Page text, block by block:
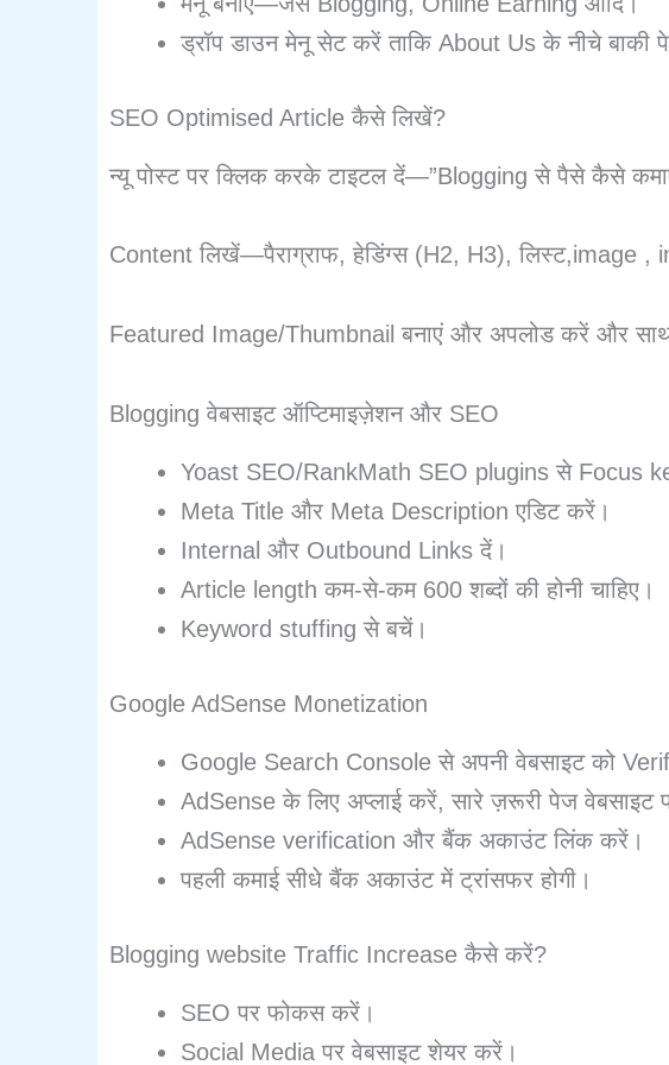
ड्रॉप डाउन मेनू सेट करें ताकि About Us के नीचे बाकी
SEO Optimised Article कैसे लिखें?
न्यू पोस्ट पर क्लिक करके टाइटल दें—”Blogging से पैसे कैसे
Content लिखें—पैराग्राफ, हेडिंग्स (H2, H3), लिस्ट,image
Featured Image/Thumbnail बनाएं और अपलोड करें और
Blogging वेबसाइट ऑप्टिमाइज़ेशन और SEO
Yoast SEO/RankMath SEO plugins से Focus
Meta Title और Meta Description एडिट करें।
Internal और Outbound Links दें।
Article length कम-से-कम 600 शब्दों की होनी चाहिए।
Keyword stuffing से बचें।
Google AdSense Monetization
Google Search Console से अपनी वेबसाइट को
AdSense के लिए अप्लाई करें, सारे ज़रूरी पेज वेबसाइट
AdSense verification और बैंक अकाउंट लिंक करें।
पहली कमाई सीधे बैंक अकाउंट में ट्रांसफर होगी।
Blogging website Traffic Increase कैसे करें?
SEO पर फोकस करें।
Social Media पर वेबसाइट शेयर करें।